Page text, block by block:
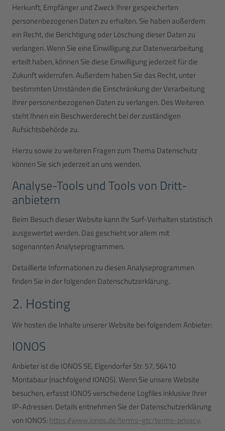
Herkunft, Empfänger und Zweck Ihrer gespeicherten
personenbezogenen Daten zu erhalten. Sie haben außerdem
ein Recht, die Berichtigung oder Löschung dieser Daten zu
verlangen. Wenn Sie eine Einwilligung zur Datenverarbeitung
erteilt haben, können Sie diese Einwilligung jederzeit für die
Zukunft widerrufen. Außerdem haben Sie das Recht, unter
bestimmten Umständen die Einschränkung der Verarbeitung
Ihrer personenbezogenen Daten zu verlangen. Des Weiteren
steht Ihnen ein Beschwerderecht bei der zuständigen
Aufsichtsbehörde zu.
Hierzu sowie zu weiteren Fragen zum Thema Datenschutz
können Sie sich jederzeit an uns wenden.
Analyse-Tools und Tools von Dritt­
anbietern
Beim Besuch dieser Website kann Ihr Surf-Verhalten statistisch
ausgewertet werden. Das geschieht vor allem mit
sogenannten Analyseprogrammen.
Detaillierte Informationen zu diesen Analyseprogrammen
finden Sie in der folgenden Datenschutzerklärung.
2. Hosting
Wir hosten die Inhalte unserer Website bei folgendem Anbieter:
IONOS
Anbieter ist die IONOS SE, Elgendorfer Str. 57, 56410
Montabaur (nachfolgend IONOS). Wenn Sie unsere Website
besuchen, erfasst IONOS verschiedene Logfiles inklusive Ihrer
IP-Adressen. Details entnehmen Sie der Datenschutzerklärung
von IONOS: https://www.ionos.de/terms-gtc/terms-privacy.